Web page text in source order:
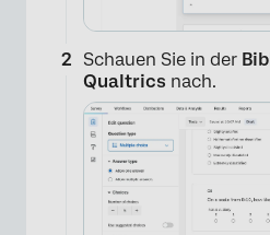
Schauen Sie in der
Qualtrics nach.